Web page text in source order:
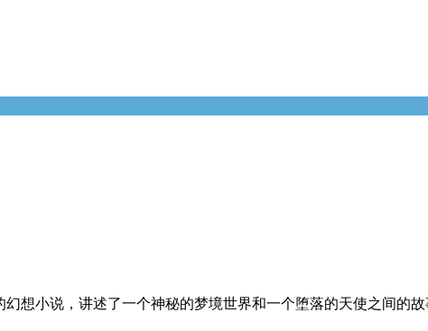
幻想小说，讲述了一个神秘的梦境世界和一个堕落的天使之间的